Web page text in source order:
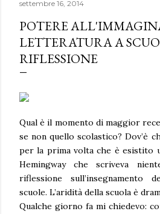
settembre 16, 2014
POTERE
LETTERATURA A
RIFLESSIONE
Qual è il momento di maggior
se non quello scolastico? Dov’è
per la prima volta che è esistito
Hemingway che scriveva
riflessione sull’insegnamento
scuole. L’aridità della scuola è
Qualche giorno fa mi chiedevo: